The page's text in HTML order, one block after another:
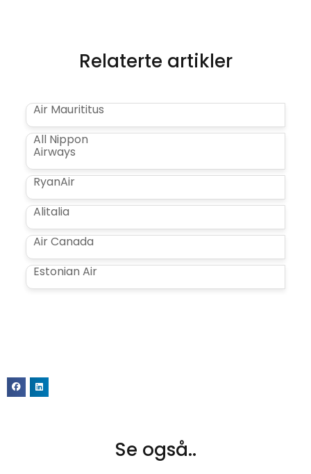
Relaterte artikler
Air Maurititus
All Nippon
Airways
RyanAir
Alitalia
Air Canada
Estonian Air
Se også..